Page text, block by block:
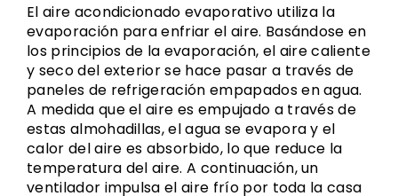
El aire acondicionado evaporativo utiliza la
evaporación para enfriar el aire. Basándose en
los principios de la evaporación, el aire caliente
y seco del exterior se hace pasar a través de
paneles de refrigeración empapados en agua.
A medida que el aire es empujado a través de
estas almohadillas, el agua se evapora y el
calor del aire es absorbido, lo que reduce la
temperatura del aire. A continuación, un
ventilador impulsa el aire frío por toda la casa